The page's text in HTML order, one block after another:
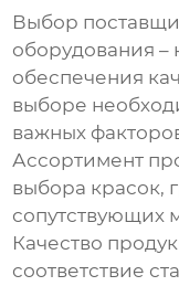
Выбор
оборудования –
обеспечения
выборе
важных
Ассортимент
выбора красок,
сопутствующих
Качество
соответствие